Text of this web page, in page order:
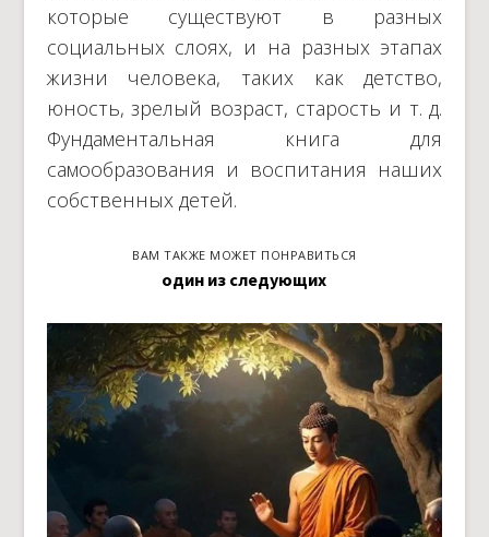
которые существуют в разных
социальных слоях, и на разных этапах
жизни человека, таких как детство,
юность, зрелый возраст, старость и т. д.
Фундаментальная книга для
самообразования и воспитания наших
собственных детей.
ВАМ ТАКЖЕ МОЖЕТ ПОНРАВИТЬСЯ
один из следующих